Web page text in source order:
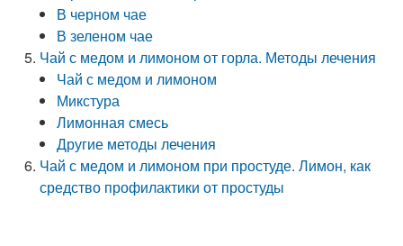
В черном чае
В зеленом чае
Чай с медом и лимоном от горла. Методы лечения
Чай с медом и лимоном
Микстура
Лимонная смесь
Другие методы лечения
Чай с медом и лимоном при простуде. Лимон, как
средство профилактики от простуды